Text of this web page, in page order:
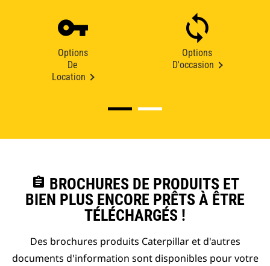
Options
De
Location
Options
D'occasion
assignment BROCHURES DE PRODUITS ET
BIEN PLUS ENCORE PRÊTS À ÊTRE
TÉLÉCHARGÉS !
Des brochures produits Caterpillar et d'autres
documents d'information sont disponibles pour votre